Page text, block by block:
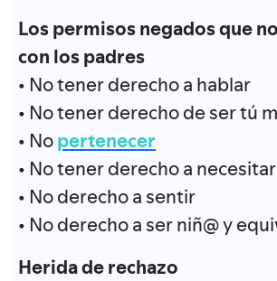
Los permisos negados que
con los padres
• No tener derecho a hablar
• No tener derecho de ser tú
• Nopertenecer
• No tener derecho a necesitar
• No derecho a sentir
• No derecho a ser niñ@ y
Herida de rechazo